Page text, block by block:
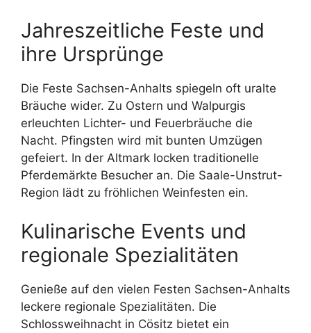
Jahreszeitliche Feste und
ihre Ursprünge
Die Feste Sachsen-Anhalts spiegeln oft uralte
Bräuche wider. Zu Ostern und Walpurgis
erleuchten Lichter- und Feuerbräuche die
Nacht. Pfingsten wird mit bunten Umzügen
gefeiert. In der Altmark locken traditionelle
Pferdemärkte Besucher an. Die Saale-Unstrut-
Region lädt zu fröhlichen Weinfesten ein.
Kulinarische Events und
regionale Spezialitäten
Genieße auf den vielen Festen Sachsen-Anhalts
leckere regionale Spezialitäten. Die
Schlossweihnacht in Cösitz bietet ein